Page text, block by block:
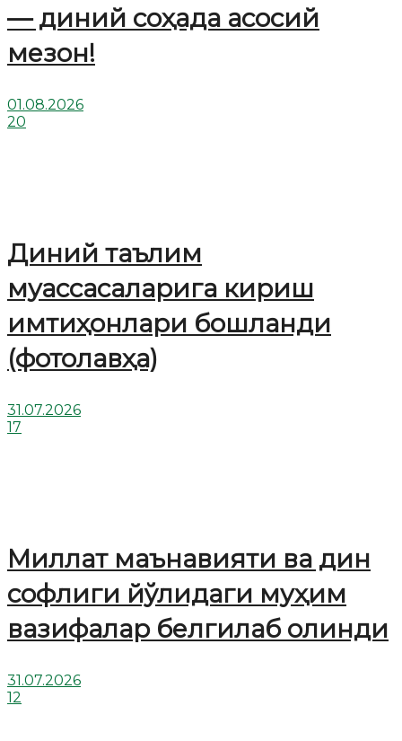
— диний соҳада асосий
мезон!
01.08.2026
20
Диний таълим
муассасаларига кириш
имтиҳонлари бошланди
(фотолавҳа)
31.07.2026
17
Миллат маънавияти ва дин
софлиги йўлидаги муҳим
вазифалар белгилаб олинди
31.07.2026
12